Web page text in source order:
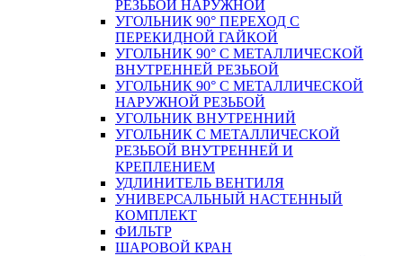
РЕЗЬБОЙ НАРУЖНОЙ
УГОЛЬНИК 90° ПЕРЕХОД С
ПЕРЕКИДНОЙ ГАЙКОЙ
УГОЛЬНИК 90° С МЕТАЛЛИЧЕСКОЙ
ВНУТРЕННEЙ РЕЗЬБОЙ
УГОЛЬНИК 90° С МЕТАЛЛИЧЕСКОЙ
НАРУЖНОЙ РЕЗЬБОЙ
УГОЛЬНИК ВНУТРЕННИЙ
УГОЛЬНИК С МЕТАЛЛИЧЕСКОЙ
РЕЗЬБОЙ ВНУТРЕННЕЙ И
КРЕПЛЕНИЕМ
УДЛИНИТЕЛЬ ВЕНТИЛЯ
УНИВЕРСАЛЬНЫЙ НАСТЕННЫЙ
КОМПЛЕКТ
ФИЛЬТР
ШАРОВОЙ КРАН